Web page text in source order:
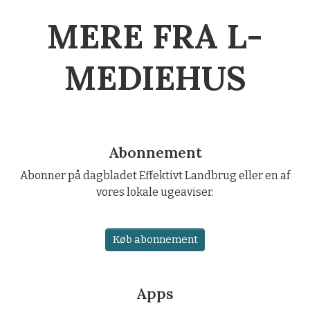
MERE FRA L-
MEDIEHUS
Abonnement
Abonner på dagbladet Effektivt Landbrug eller en af
vores lokale ugeaviser.
Køb abonnement
Apps